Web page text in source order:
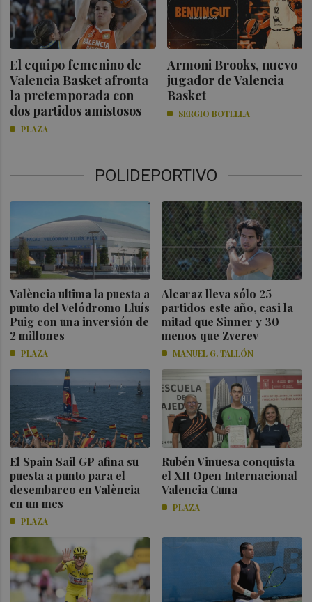
El equipo femenino de
Valencia Basket afronta
la pretemporada con
dos partidos amistosos
PLAZA
Armoni Brooks, nuevo
jugador de Valencia
Basket
SERGIO BOTELLA
POLIDEPORTIVO
València ultima la puesta a
punto del Velódromo Lluís
Puig con una inversión de
2 millones
PLAZA
Alcaraz lleva sólo 25
partidos este año, casi la
mitad que Sinner y 30
menos que Zverev
MANUEL G. TALLÓN
El Spain Sail GP afina su
puesta a punto para el
desembarco en València
en un mes
PLAZA
Rubén Vinuesa conquista
el XII Open Internacional
Valencia Cuna
PLAZA